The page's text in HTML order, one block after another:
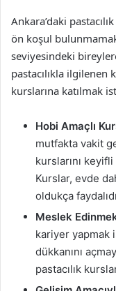
Ankara’daki
ön koşul
seviyesindeki
pastacılıkla ilgilenen
kurslarına katılmak
Hobi Amaçlı
mutfakta vakit
kurslarını
Kurslar, evde
oldukça
Meslek
kariyer yapmak
dükkanını
pastacılık